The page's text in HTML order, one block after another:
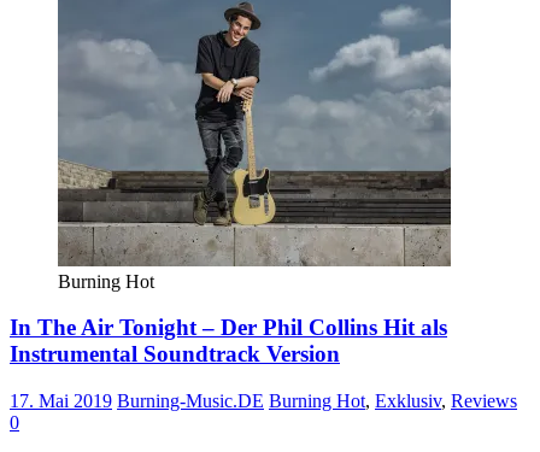
Burning Hot
In The Air Tonight – Der Phil Collins Hit als
Instrumental Soundtrack Version
17. Mai 2019 Burning-Music.DE Burning Hot, Exklusiv, Reviews
0